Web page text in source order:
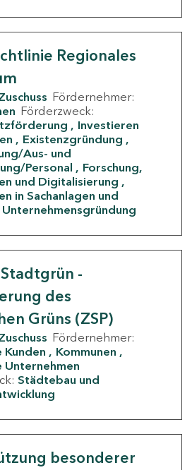
Regionales
Fördernehmer:
Förderzweck:
Investieren
Existenzgründung
Aus- und
Personal
Forschung,
und Digitalisierung
in Sachanlagen und
Unternehmensgründung
-
des
Grüns (ZSP)
Fördernehmer:
Kommunen
Unternehmen
Städtebau und
besonderer